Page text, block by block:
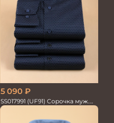
5 090 ₽
SS017991 (UF91) Сорочка муж.
GROSTYLE